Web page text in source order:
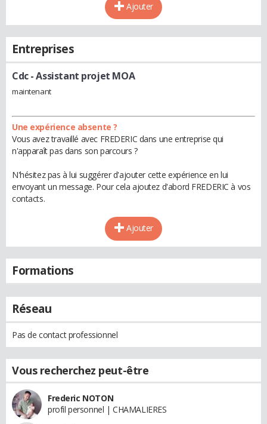
Ajouter
Entreprises
Cdc- Assistant projet MOA
maintenant
Une expérience absente ?
Vous avez travaillé avec FREDERIC dans une entreprise qui
n'apparaît pas dans son parcours ?
N'hésitez pas à lui suggérer d'ajouter cette expérience en lui
envoyant un message. Pour cela ajoutez d'abord FREDERIC à vos
contacts.
Ajouter
Formations
Réseau
Pas de contact professionnel
Vous recherchez peut-être
Frederic NOTON
profil personnel | CHAMALIERES